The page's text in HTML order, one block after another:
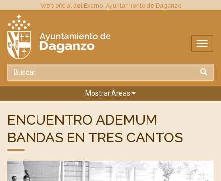
Web oficial del Excmo. Ayuntamiento de Daganzo
Mostrar Áreas
ENCUENTRO ADEMUM
BANDAS EN TRES CANTOS